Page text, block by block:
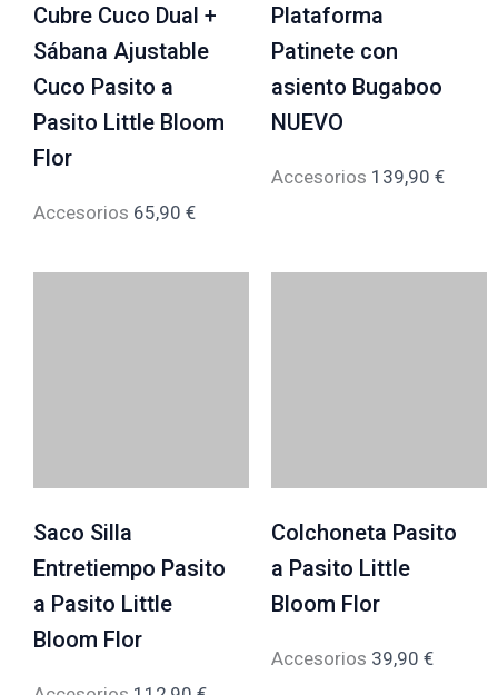
Cubre Cuco Dual +
Sábana Ajustable
Cuco Pasito a
Pasito Little Bloom
Flor
Accesorios 65,90 €
Plataforma
Patinete con
asiento Bugaboo
NUEVO
Accesorios 139,90 €
Saco Silla
Entretiempo Pasito
a Pasito Little
Bloom Flor
Colchoneta Pasito
a Pasito Little
Bloom Flor
Accesorios 39,90 €